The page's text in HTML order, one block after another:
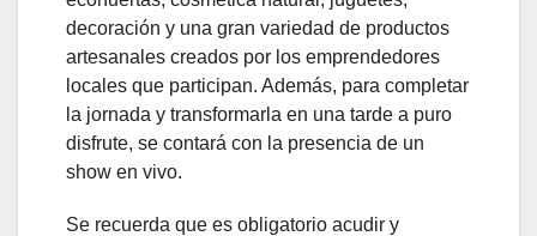
decoración y una gran variedad de productos
artesanales creados por los emprendedores
locales que participan. Además, para completar
la jornada y transformarla en una tarde a puro
disfrute, se contará con la presencia de un
show en vivo.
Se recuerda que es obligatorio acudir y